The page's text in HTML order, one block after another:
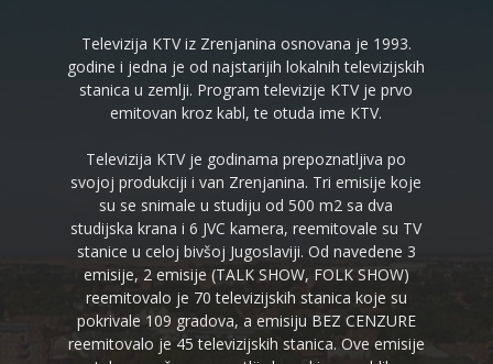
Televizija KTV iz Zrenjanina osnovana je 1993.
godine i jedna je od najstarijih lokalnih televizijskih
stanica u zemlji. Program televizije KTV je prvo
emitovan kroz kabl, te otuda ime KTV.
Televizija KTV je godinama prepoznatljiva po
svojoj produkciji i van Zrenjanina. Tri emisije koje
su se snimale u studiju od 500 m2 sa dva
studijska krana i 6 JVC kamera, reemitovale su TV
stanice u celoj bivšoj Jugoslaviji. Od navedene 3
emisije, 2 emisije (TALK SHOW, FOLK SHOW)
reemitovalo je 70 televizijskih stanica koje su
pokrivale 109 gradova, a emisiju BEZ CENZURE
reemitovalo je 45 televizijskih stanica. Ove emisije